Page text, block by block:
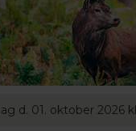
d. 01. oktober 2026